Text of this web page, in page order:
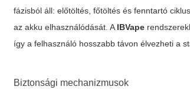
fázisból áll: előtöltés, főtöltés és fenntartó
az akku elhasználódását. AIBVape
így a felhasználó hosszabb távon élvezheti a
Biztonsági mechanizmusok